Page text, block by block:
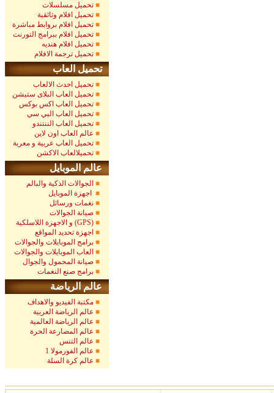
تحميل مسلسلات
تحميل افلام وثائقية
تحميل افلام بروابط مباشرة
تحميل افلام ببرامج التورنت
تحميل افلام هنديه
تحميل ترجمة الافلام
تحميل العاب
تحميل احدث الالعاب
تحميل العاب البلاى ستيشن
تحميل العاب اكس بوكس
تحميل العاب البي سي
تحميل العاب الننتندو
عالم العاب اون لاين
تحميل العاب عربية و معربة
تحميلالعاب الاكشن
عالم الموبايل
الجوالات الذكية والبالم
نغمات ورسائل
صيانة الجوالات
و الاجهزة اللاسلكية (GPS)
اجهزة تحديد المواقع
برامج الموبايلات والجوالات
العاب الموبايلات والجوالات
صيانة المحمول والجوال
برامج صنع النغمات
عالم الرياضة
مكتبة الفيديو والاهداف
عالم الرياضة العربية
عالم الرياضة العالمية
عالم المصارعة الحرة
عالم التنس
عالم الفورمولا 1
عالم كرة السلة